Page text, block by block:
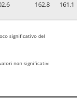
162.8 161.1
significativo del
non significativi